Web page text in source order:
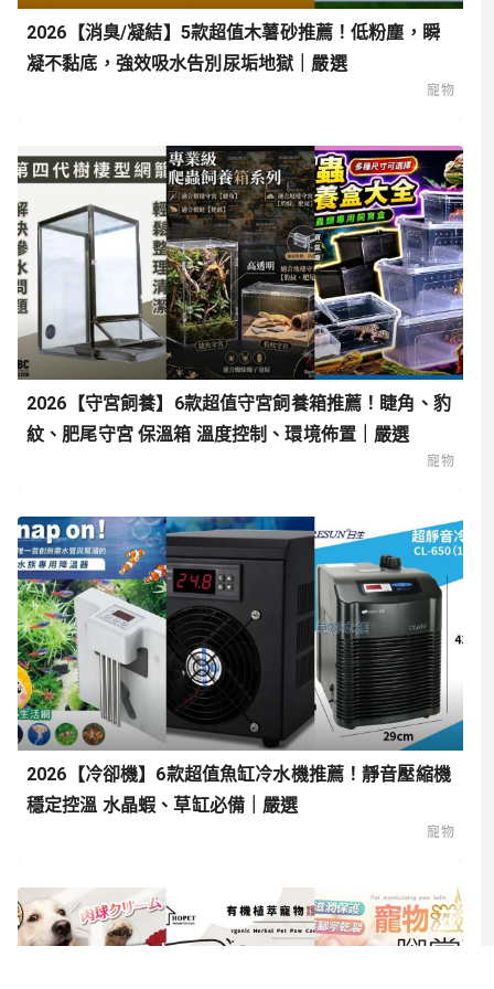
2026【消臭/凝結】5款超值木薯砂推薦！低粉塵，瞬
凝不黏底，強效吸水告別尿垢地獄｜嚴選
寵物
2026【守宮飼養】6款超值守宮飼養箱推薦！睫角、豹
紋、肥尾守宮 保溫箱 溫度控制、環境佈置｜嚴選
寵物
2026【冷卻機】6款超值魚缸冷水機推薦！靜音壓縮機
穩定控溫 水晶蝦、草缸必備｜嚴選
寵物